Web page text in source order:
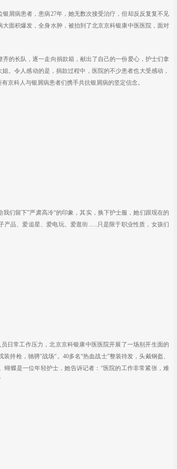
病患者，患病27年，她无数次接受治疗，但却反反复复不见
面积爆发，全身水肿，被抬到了北京京科银康中医医院，面对
长队，逐一走向捐款箱，献出了自己的一份爱心，护士们拿
。令人感动的是，捐款过程中，医院的不少患者也大受感动，
京科人与银屑病患者们携手共抗银屑病的坚定信念。
留下”严肃高冷“的印象，其实，换下护士服，她们跟现在的
品、爱追星、爱电玩、爱逛街......只是限于职业性质，女孩们
常工作压力，北京京科银康中医医院开展了一场别开生面的
持枪，驰骋”战场“。40多名“热血战士”整装待发，头戴钢盔、
蝶是一位年轻护士，她告诉记者：“医院的工作非常紧张，难